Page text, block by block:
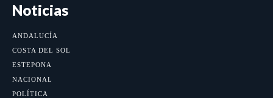
Noticias
ANDALUCÍA
COSTA DEL SOL
ESTEPONA
NACIONAL
POLÍTICA